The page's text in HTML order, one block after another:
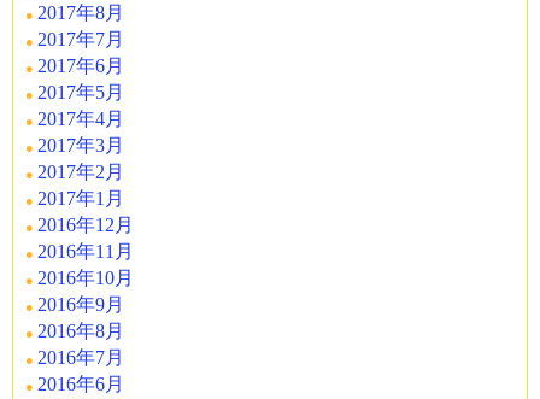
2017年8月
2017年7月
2017年6月
2017年5月
2017年4月
2017年3月
2017年2月
2017年1月
2016年12月
2016年11月
2016年10月
2016年9月
2016年8月
2016年7月
2016年6月